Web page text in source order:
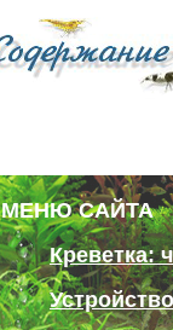
МЕНЮ САЙТА
Креветка: